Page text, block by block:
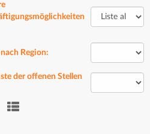
nach Region:
der offenen Stellen